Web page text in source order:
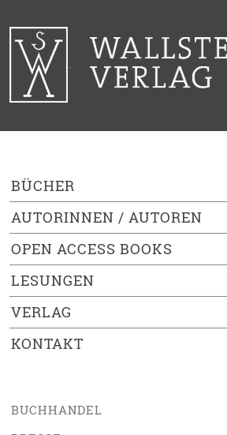
BÜCHER
AUTORINNEN / AUTOREN
OPEN ACCESS BOOKS
LESUNGEN
VERLAG
KONTAKT
BUCHHANDEL